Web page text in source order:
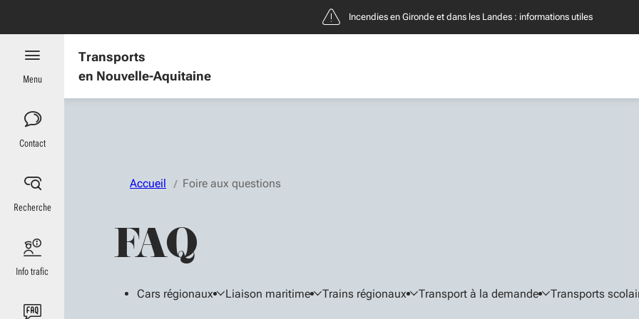
Incendies en Gironde et dans les Landes : informations utiles
Transports
en Nouvelle-Aquitaine
Menu
Contact
Recherche
Info trafic
Accueil Foire aux questions
FAQ
Cars régionaux Liaison maritime Trains régionaux Transport à la demande Transports